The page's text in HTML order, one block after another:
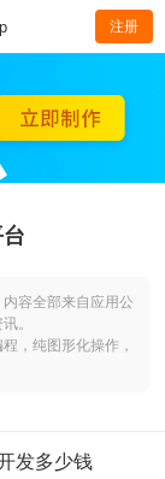
注册
容全部来自应用公
。
，纯图形化操作，
发多少钱